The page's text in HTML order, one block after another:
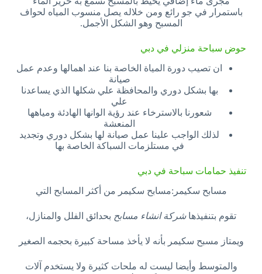
باستمرار في جو رائع ومن خلاله يصل منسوب المياه لحواف
المسبح وهو الشكل الأجمل.
حوض سباحة منزلي في دبي
ان تصيب دورة المياة الخاصة بنا عند اهمالها وعدم عمل
صيانة
بها بشكل دوري والمحافظة علي شكلها الذي يساعدنا
علي
شعورنا بالاسترخاء عند رؤية الوانها الهادئة ومياهها
المنعشة
لذلك الواجب علينا عمل صيانة لها بشكل دوري وتجديد
في مستلزمات السباكة الخاصة بها
تنفيذ حمامات سباحة في دبي
مسابح سكيمر:مسابح سكيمر من أكثر المسابح التي
تقوم بتنفيذهاشركة انشاء مسابح بحدائق الفلل والمنازل،
ويمتاز مسبح سكيمر بأنه لا يأخذ مساحة كبيرة بحجمه الصغير
والمتوسط وأيضا ليست له ملحات كثيرة ولا يستخدم آلات